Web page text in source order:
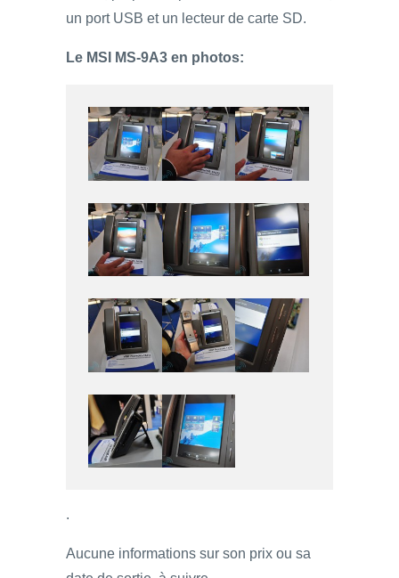
un port USB et un lecteur de carte SD.
Le MSI MS-9A3 en photos:
.
Aucune informations sur son prix ou sa